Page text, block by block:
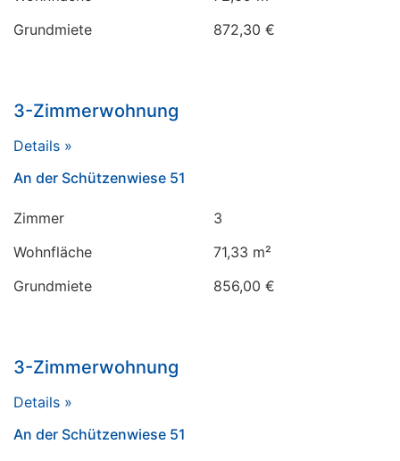
Grundmiete
872,30 €
3-Zimmerwohnung
Details »
An der Schützenwiese 51
Zimmer
3
Wohnfläche
71,33 m²
Grundmiete
856,00 €
3-Zimmerwohnung
Details »
An der Schützenwiese 51